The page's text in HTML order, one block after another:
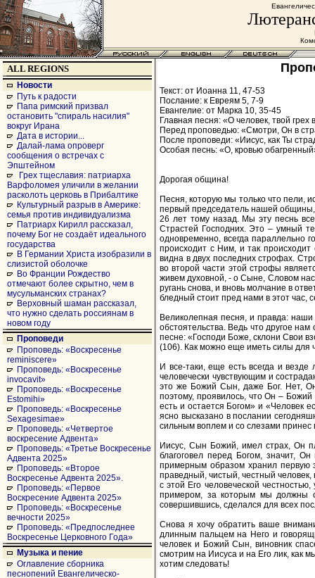
ALL REGIONS
Новости
Путь к радости
Папа римский призвал
остановить "спираль насилия"
вокруг Ирана
Дата в истории...
Далай-лама опроверг
сообщения о встречах с
Эпштейном
Грех тщеславия: патриарха
Варфоломея уличили в желании
расколоть церковь в Прибалтике
Культурный разрыв в Америке:
семья против индивидуализма
Патриарх Кирилл рассказал,
почему Бог не создаёт идеального
государства
В Германии Христа изобразили в
слизистой оболочке
Во Франции Рождество
отмечают более скрытно, чем в
мусульманских странах?
Верховный шаман рассказал,
что нужно сделать россиянам в
новом году
Проповеди
Проповедь: «Воскресенье
reminiscere»
Проповедь: «Воскресенье
invocavit»
Проповедь: «Воскресенье
Estomihi»
Проповедь: «Воскресенье
Sexagesimae»
Проповедь: «Четвертое
воскресение Адвента»
Проповедь: «Третье Воскресенье
Адвента 2025»
Проповедь: «Второе
Воскресенье Адвента 2025».
Проповедь: «Первое
Воскресение Адвента 2025»
Проповедь: «Воскресенье
вечности 2025»
Проповедь: «Предпоследнее
Воскресенье Церковного Года»
Музыка и пение
Оглавление сборника
песнопений Евангелическо-
Текст: от Иоанна 11, 47-53
Послание: к Евреям 5, 7-9
Евангелие: от Марка 10, 35-45
Главная песня: «О человек, твой
Перед проповедью: «Смотри, Он в
После проповеди: «Иисус, как Ты
Особая песнь: «О, кровью
Дорогая община!
Песня, которую мы только что пели,
первый председатель нашей общины,
26 лет тому назад. Мы эту песнь
Страстей Господних. Это – умный
одновременно, всегда параллельно
происходит с Ним, и так
видна в двух последних строфах.
во второй части этой строфы
живем духовной, - о Сыне, Словом
ругань снова, и вновь молчание в
бледный стоит пред нами в этот
Великолепная песня, и правда:
обстоятельства. Ведь что другое
песне: «Господи Боже, склони Свои
(106). Как можно еще иметь силы для
И все-таки, еще есть всегда и
человечески чувствующим и
это же Божий Сын, даже Бог. Нет, Он
поэтому, проявилось, что Он –
есть и остается Богом» и «Человек
ясно высказано в послании
сильным воплем и со слезами
Иисус, Сын Божий, имел страх, Он
благоговел перед Богом, значит,
примерным образом хранил первую
праведный, чистый, честный
с этой Его человеческой
примером, за которым мы должны
совершившись, сделался для всех
Снова я хочу обратить ваше
длинным пальцем на Него и
человек и Божий Сын, виновник
смотрим на Иисуса и на Его лик, как
хотим следовать!